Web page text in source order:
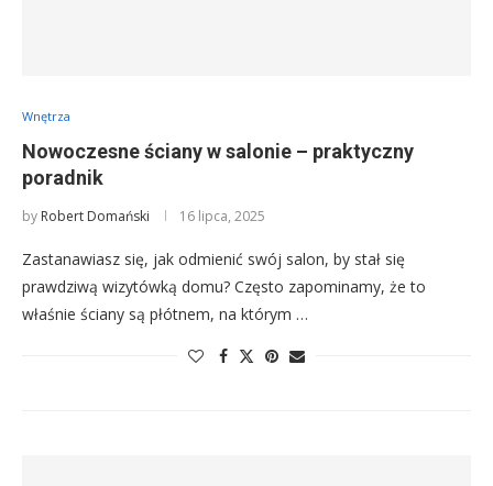
Wnętrza
Nowoczesne ściany w salonie – praktyczny
poradnik
by Robert Domański 16 lipca, 2025
Zastanawiasz się, jak odmienić swój salon, by stał się
prawdziwą wizytówką domu? Często zapominamy, że to
właśnie ściany są płótnem, na którym …